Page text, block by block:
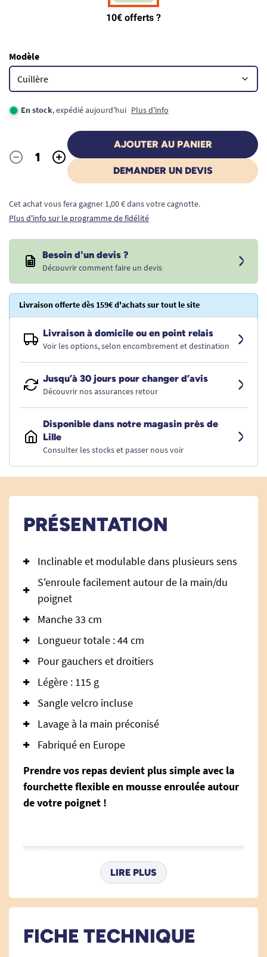
Modèle
En stock, expédié aujourd'hui Plus d'info
Quantité
- +
AJOUTER AU PANIER
DEMANDER UN DEVIS
Cet achat vous fera gagner 1,00 € dans votre cagnotte.
Plus d'info sur le programme de fidélité
Besoin d'un devis ?
Découvrir comment faire un devis
Livraison offerte dès 159€ d'achats sur tout le site
Livraison à domicile ou en point relais
Voir les options, selon encombrement et destination
Jusqu’à 30 jours pour changer d’avis
Découvrir nos assurances retour
Disponible dans notre magasin près de
Lille
Consulter les stocks et passer nous voir
PRÉSENTATION
Inclinable et modulable dans plusieurs sens
S'enroule facilement autour de la main/du
poignet
Manche 33 cm
Longueur totale : 44 cm
Pour gauchers et droitiers
Légère : 115 g
Sangle velcro incluse
Lavage à la main préconisé
Fabriqué en Europe
Prendre vos repas devient plus simple avec la
fourchette flexible en mousse enroulée autour
de votre poignet !
Avantages de la fourchette
flexible en mousse :
LIRE PLUS
FICHE TECHNIQUE